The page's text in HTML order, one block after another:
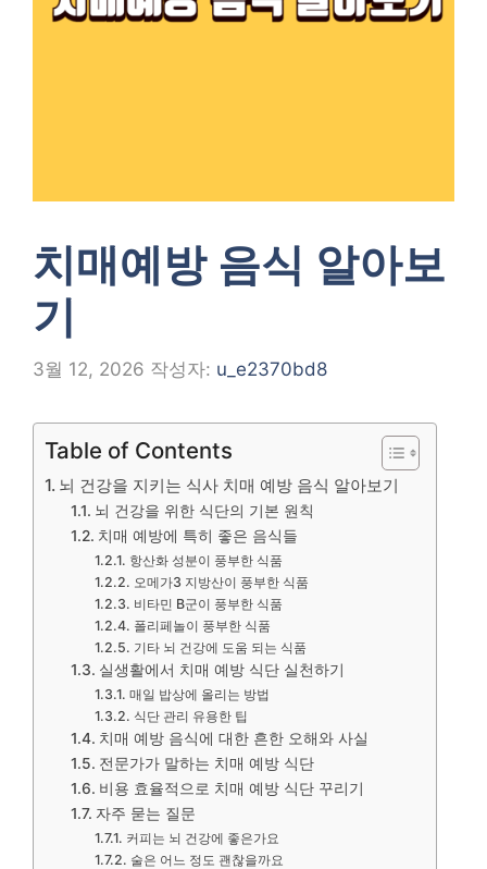
치매예방 음식 알아보
기
3월 12, 2026 작성자: u_e2370bd8
Table of Contents
뇌 건강을 지키는 식사 치매 예방 음식 알아보기
뇌 건강을 위한 식단의 기본 원칙
치매 예방에 특히 좋은 음식들
항산화 성분이 풍부한 식품
오메가3 지방산이 풍부한 식품
비타민 B군이 풍부한 식품
폴리페놀이 풍부한 식품
기타 뇌 건강에 도움 되는 식품
실생활에서 치매 예방 식단 실천하기
매일 밥상에 올리는 방법
식단 관리 유용한 팁
치매 예방 음식에 대한 흔한 오해와 사실
전문가가 말하는 치매 예방 식단
비용 효율적으로 치매 예방 식단 꾸리기
자주 묻는 질문
커피는 뇌 건강에 좋은가요
술은 어느 정도 괜찮을까요